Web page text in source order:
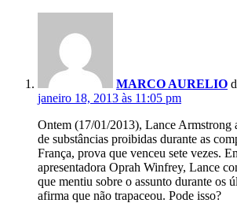
MARCO AURELIO
janeiro 18, 2013 às 11:05 pm
Ontem (17/01/2013), Lance Armstrong
de substâncias proibidas durante as
França, prova que venceu sete vezes.
apresentadora Oprah Winfrey, Lance
que mentiu sobre o assunto durante os
afirma que não trapaceou. Pode isso?